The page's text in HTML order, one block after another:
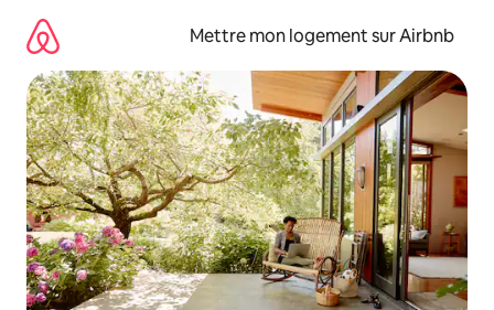
directement
contenu
Mettre mon logement sur Airbnb